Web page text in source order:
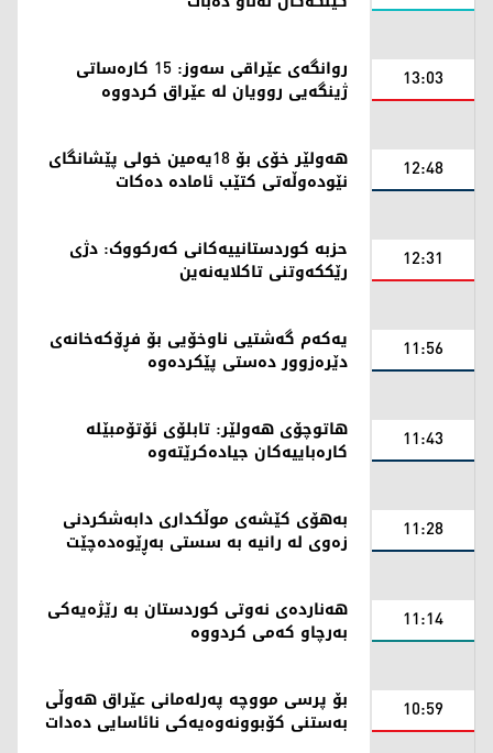
13:03 روانگەی عێراقی سەوز: 15 کارەساتی
ژینگەیی روویان لە عێراق کردووە
12:48 هەولێر خۆی بۆ 18یەمین خولی پێشانگای
نێودەوڵەتی کتێب ئامادە دەکات
12:31 حزبە کوردستانییەکانی کەرکووک: دژی
رێککەوتنی تاکلایەنەین
11:56 یەکەم گەشتیی ناوخۆیی بۆ فڕۆکەخانەی
دێرەزوور دەستی پێکردەوە
11:43 هاتوچۆی هەولێر: تابلۆی ئۆتۆمبێلە
کارەباییەکان جیادەکرێتەوە
11:28 بەهۆی کێشەی موڵکداری دابەشکردنی
زەوی لە رانیە بە سستی بەڕێوەدەچێت
11:14 هەناردەی نەوتی کوردستان بە رێژەیەکی
بەرچاو کەمی کردووە
10:59 بۆ پرسی مووچە پەرلەمانی عێراق هەوڵی
بەستنی کۆبوونەوەیەکی نائاسایی دەدات